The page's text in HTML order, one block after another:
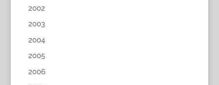
2002
2003
2004
2005
2006